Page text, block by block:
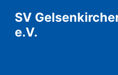
Inhalt
springen
SV
e.V.